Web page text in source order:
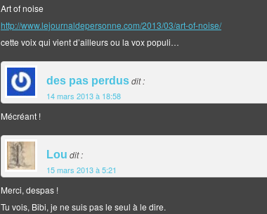
Art of noise
http://www.lejournaldepersonne.com/2013/03/art-of-noise/
cette voix qui vient d’ailleurs ou la vox populi…
des pas perdusdit :
14 mars 2013 à 18:58
Mécréant !
Lou dit :
15 mars 2013 à 5:21
Merci, despas !
Tu vois, Bibi, je ne suis pas le seul à le dire.